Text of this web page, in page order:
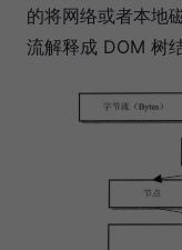
的将网络或者本地
流解释成 DOM 树